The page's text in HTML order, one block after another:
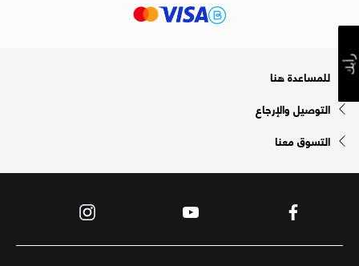
للمساعدة هنا
التوصيل والإرجاع
التسوق معنا
رأيك